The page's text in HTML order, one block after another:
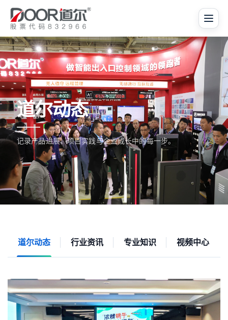
道尔动态
记录产品进展、项目实践与企业成长中的每一步。
道尔动态 行业资讯 专业知识 视频中心